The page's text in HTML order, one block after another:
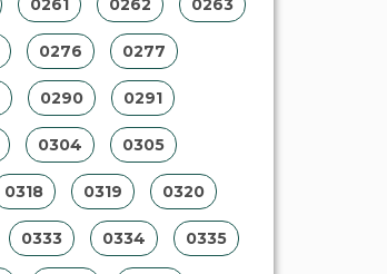
0261 0262 0263
0276 0277
0290 0291
0304 0305
0318 0319 0320
0333 0334 0335